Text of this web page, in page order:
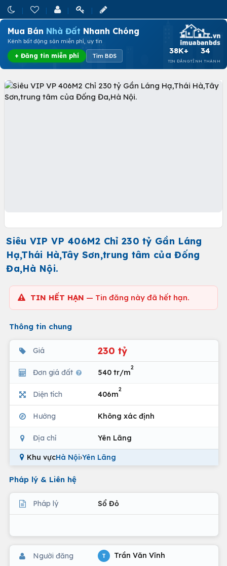
Mua Bán Nhà Đất Nhanh Chóng
Kênh bất động sản miễn phí, uy tín
+ Đăng tin miễn phí Tìm BĐS
38K+
TIN ĐĂNG
34
TỈNH THÀNH
Siêu VIP VP 406M2 Chỉ 230 tỷ Gần Láng
Hạ,Thái Hà,Tây Sơn,trung tâm của Đống
Đa,Hà Nội.
TIN HẾT HẠN — Tin đăng này đã hết hạn.
Thông tin chung
Giá 230 tỷ
Đơn giá đất 540 tr/m
2
Diện tích 406m
2
Hướng Không xác định
Địa chỉ Yên Lãng
Khu vựcHà Nội›Yên Lãng
Pháp lý & Liên hệ
Pháp lý Sổ Đỏ
Người đăng T Trần Văn Vĩnh